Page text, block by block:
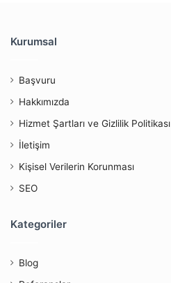
Kurumsal
Başvuru
Hakkımızda
Hizmet Şartları ve Gizlilik Politikası
İletişim
Kişisel Verilerin Korunması
SEO
Kategoriler
Blog